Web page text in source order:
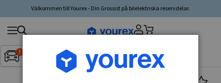
Välkommen till Yourex - Din Grossist på bilelektriska reservdelar.
Inget fordon valt▼
Søg
produkt,
producent,